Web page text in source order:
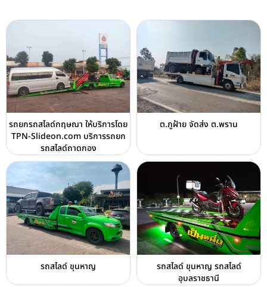
รถยกรถสไลด์กฤษณา ให้บริการโดย
TPN-Slideon.com บริการรถยก
รถสไลด์ถาดกอง
ต.ภูฝ้าย จัดส่ง ต.พราน
รถสไลด์ ขุนหาญ
รถสไลด์ ขุนหาญ รถสไลด์
อุบลราชธานี